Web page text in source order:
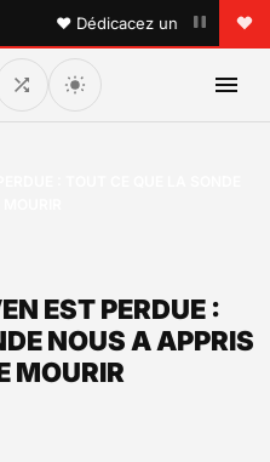
♥ Dédicacez un titre à vos
EST PERDUE :
NOUS A APPRIS
MOURIR